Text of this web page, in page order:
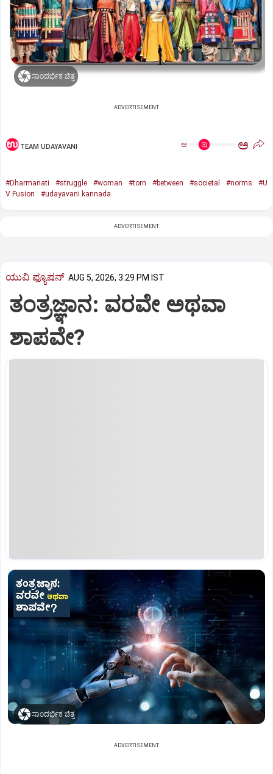
ಸಾಂದರ್ಭಿಕ ಚಿತ್ರ
ADVERTISEMENT
TEAM UDAYAVANI ಅ ಅ
#Dharmanati #struggle #woman #torn #between #societal #norms
#U
V Fusion
#udayavani kannada
ADVERTISEMENT
ಯುವಿ ಫ್ಯೂಷನ್ AUG 5, 2026, 3:29 PM IST
ತಂತ್ರಜ್ಞಾನ: ವರವೇ ಅಥವಾ
ಶಾಪವೇ?
ಸಾಂದರ್ಭಿಕ ಚಿತ್ರ
ADVERTISEMENT